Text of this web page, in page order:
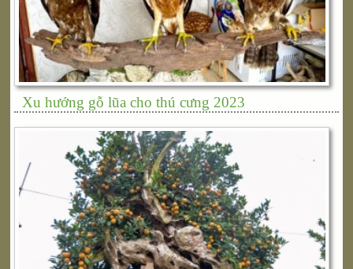
Xu hướng gỗ lũa cho thú cưng 2023